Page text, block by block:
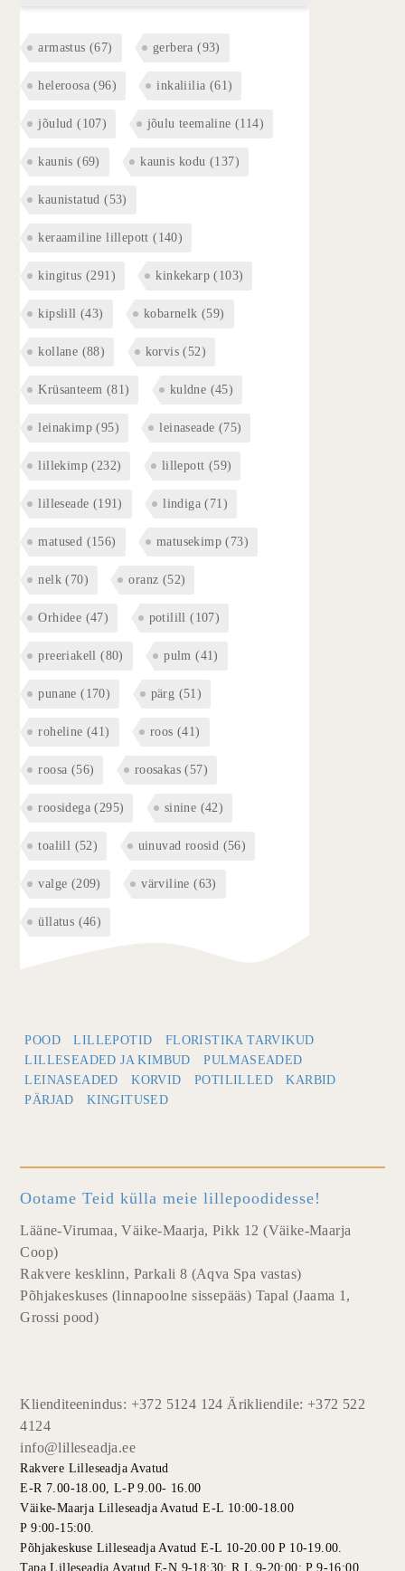
armastus (67) gerbera (93)
heleroosa (96) inkaliilia (61)
jõulud (107) jõulu teemaline (114)
kaunis (69) kaunis kodu (137)
kaunistatud (53)
keraamiline lillepott (140)
kingitus (291) kinkekarp (103)
kipslill (43) kobarnelk (59)
kollane (88) korvis (52)
Krüsanteem (81) kuldne (45)
leinakimp (95) leinaseade (75)
lillekimp (232) lillepott (59)
lilleseade (191) lindiga (71)
matused (156) matusekimp (73)
nelk (70) oranz (52)
Orhidee (47) potilill (107)
preeriakell (80) pulm (41)
punane (170) pärg (51)
roheline (41) roos (41)
roosa (56) roosakas (57)
roosidega (295) sinine (42)
toalill (52) uinuvad roosid (56)
valge (209) värviline (63)
üllatus (46)
POOD LILLEPOTID
FLORISTIKA TARVIKUD
LILLESEADED JA KIMBUD
PULMASEADED
LEINASEADED
KORVID POTILILLED
KARBID
PÄRJAD
KINGITUSED
Ootame Teid külla meie lillepoodidesse!
Lääne-Virumaa, Väike-Maarja, Pikk 12 (Väike-Maarja
Coop)
Rakvere kesklinn, Parkali 8 (Aqva Spa vastas)
Põhjakeskuses (linnapoolne sissepääs) Tapal (Jaama 1,
Grossi pood)
Klienditeenindus: +372 5124 124 Ärikliendile: +372 522
4124
info@lilleseadja.ee
Rakvere Lilleseadja Avatud
E-R 7.00-18.00, L-P 9.00- 16.00
Väike-Maarja Lilleseadja Avatud E-L 10:00-18.00
P 9:00-15:00.
Põhjakeskuse Lilleseadja Avatud E-L 10-20.00 P 10-19.00.
Tapa Lilleseadja Avatud E-N 9-18:30; R,L 9-20:00; P 9-16:00.